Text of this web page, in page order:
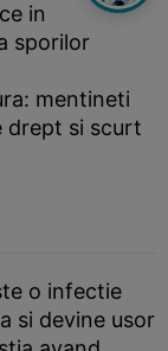
in
sporilor
mentineti
drept si scurt
o infectie
si devine usor